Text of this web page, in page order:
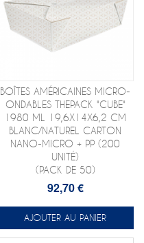
BOÎTES AMÉRICAINES MICRO-
ONDABLES THEPACK "CUBE"
1980 ML 19,6X14X6,2 CM
BLANC/NATUREL CARTON
NANO-MICRO + PP (200
UNITÉ)
(PACK DE 50)
92,70 €
AJOUTER AU PANIER